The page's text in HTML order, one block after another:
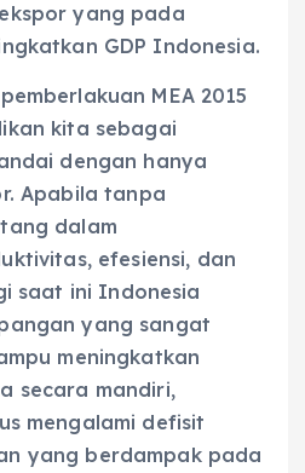
yang pada
GDP Indonesia.
MEA 2015
kita sebagai
dengan hanya
Apabila tanpa
dalam
efesiensi, dan
saat ini Indonesia
yang sangat
meningkatkan
secara mandiri,
mengalami defisit
yang berdampak pada